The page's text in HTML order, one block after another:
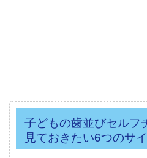
子どもの歯並びセルフ
見ておきたい6つのサ